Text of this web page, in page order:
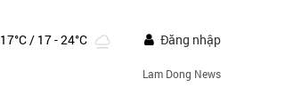
17°C/ 17 - 24°C Đăng nhập
Lam Dong News